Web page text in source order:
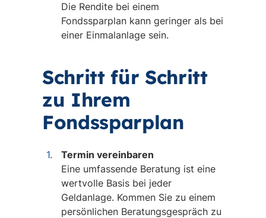
Die Rendite bei einem
Fondssparplan kann geringer als bei
einer Einmalanlage sein.
Schritt für Schritt
zu Ihrem
Fondssparplan
Termin vereinbaren
Eine umfassende Beratung ist eine
wertvolle Basis bei jeder
Geldanlage. Kommen Sie zu einem
persönlichen Beratungsgespräch zu